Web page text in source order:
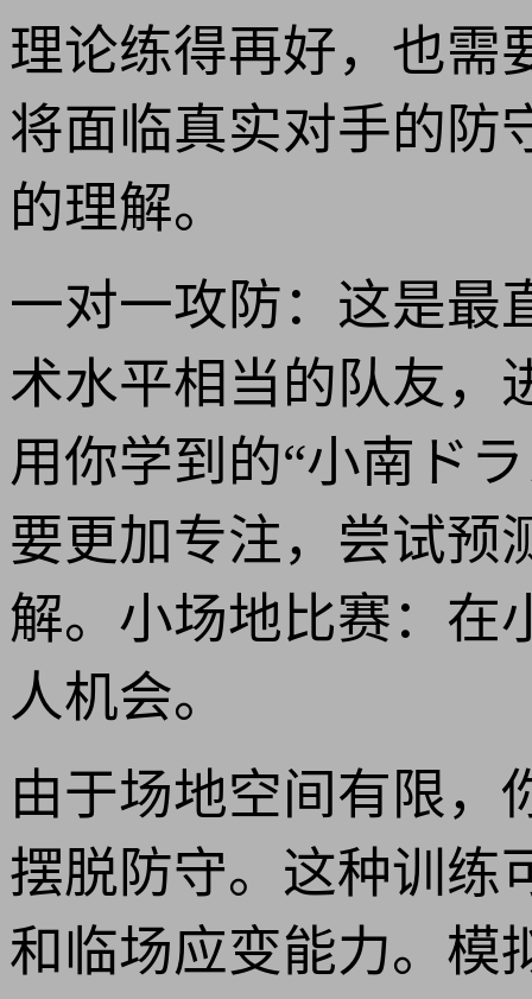
理论练得再好，也需
将面临真实对手的防
的理解。
一对一攻防：这是最
术水平相当的队友，
用你学到的“小南ド
要更加专注，尝试预
解。小场地比赛：在
人机会。
由于场地空间有限，
摆脱防守。这种训练
和临场应变能力。模